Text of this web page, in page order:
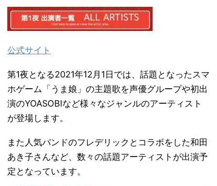
公式サイト
第1夜となる2021年12月1日では、話題となったスマ
ホゲーム「うま娘」の主題歌を声優グループや初出
演のYOASOBIなど様々なジャンルのアーティスト
が登場します。
また人気バンドのフレデリックとコラボをした和田
あき子さんなど、数々の話題アーティストが出演予
定となっています。